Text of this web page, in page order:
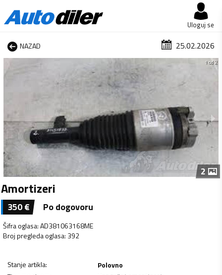
Uloguj se
NAZAD 25.02.2026
1 od 2
2
Amortizeri
350€ Po dogovoru
Šifra oglasa:AD381063168ME
Broj pregleda oglasa: 392
Stanje artikla:
Polovno